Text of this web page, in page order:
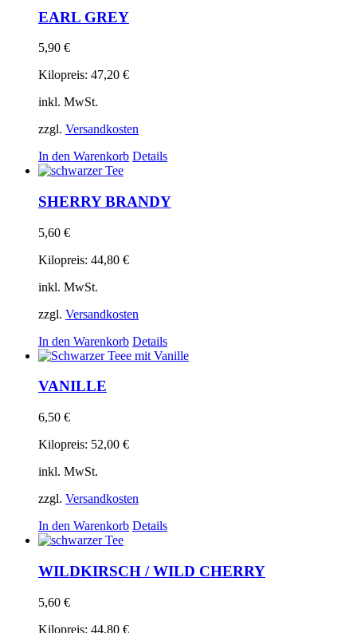
EARL GREY
5,90 €
Kilopreis: 47,20 €
inkl. MwSt.
zzgl. Versandkosten
In den Warenkorb Details
SHERRY BRANDY
5,60 €
Kilopreis: 44,80 €
inkl. MwSt.
zzgl. Versandkosten
In den Warenkorb Details
VANILLE
6,50 €
Kilopreis: 52,00 €
inkl. MwSt.
zzgl. Versandkosten
In den Warenkorb Details
WILDKIRSCH / WILD CHERRY
5,60 €
Kilopreis: 44,80 €